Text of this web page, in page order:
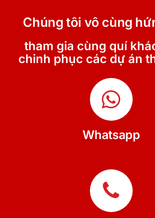
Chúng tôi vô cùng
tham gia cùng quí
chinh phục các dự án
Whatsapp